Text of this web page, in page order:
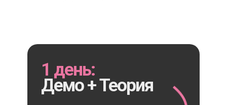
1 день:
Демо + Теория